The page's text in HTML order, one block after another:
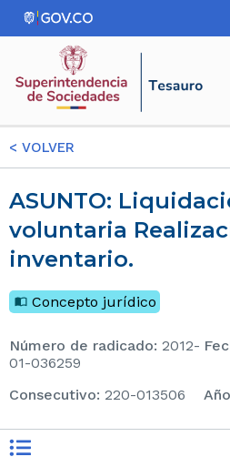
< VOLVER
ASUNTO: Liquidación
voluntaria
inventario.
Concepto jurídico
Número de radicado: 2012-
01-036259
consecutivo: 220-013506